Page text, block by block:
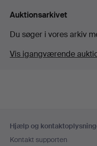
Auktionsarkivet
Du søger i vores arkiv
Vis igangværende
Hjælp og
Kontakt supporten